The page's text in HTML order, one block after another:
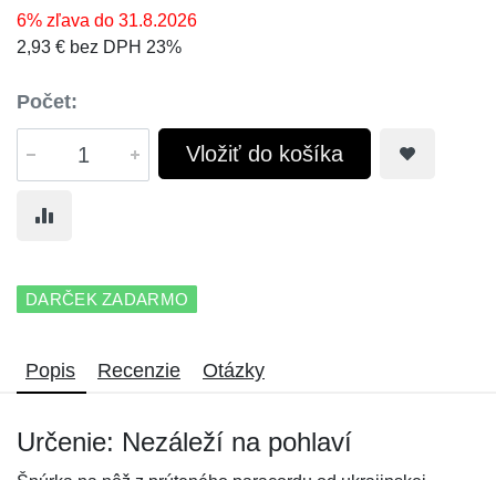
6% zľava do 31.8.2026
2,93 € bez DPH 23%
Počet:
Vložiť do košíka
DARČEK ZADARMO
Popis Recenzie Otázky
Určenie: Nezáleží na pohlaví